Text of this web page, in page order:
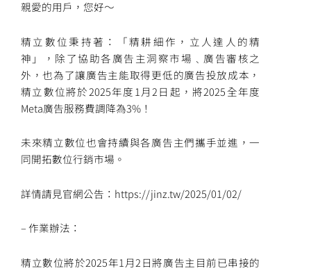
親愛的用戶，您好～
精立數位秉持著：「精耕細作，立人達人的精
神」，除了協助各廣告主洞察市場﹑廣告審核之
外，也為了讓廣告主能取得更低的廣告投放成本，
精立數位將於2025年度1月2日起，將2025全年度
Meta廣告服務費調降為3%！
未來精立數位也會持續與各廣告主們攜手並進，一
同開拓數位行銷市場。
詳情請見官網公告：https://jinz.tw/2025/01/02/
– 作業辦法：
精立數位將於2025年1月2日將廣告主目前已串接的